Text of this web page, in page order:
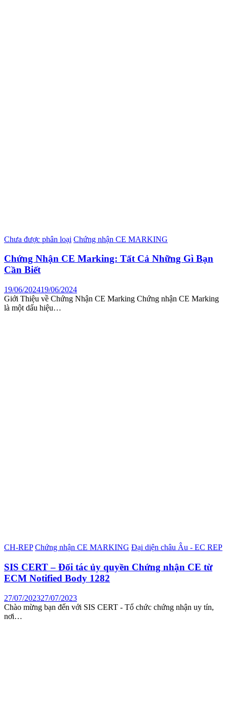
Chưa được phân loại Chứng nhận CE MARKING
Chứng Nhận CE Marking: Tất Cả Những Gì Bạn
Cần Biết
19/06/202419/06/2024
Giới Thiệu về Chứng Nhận CE Marking Chứng nhận CE Marking
là một dấu hiệu…
CH-REP Chứng nhận CE MARKING Đại diện châu Âu - EC REP
SIS CERT – Đối tác ủy quyền Chứng nhận CE từ
ECM Notified Body 1282
27/07/202327/07/2023
Chào mừng bạn đến với SIS CERT - Tổ chức chứng nhận uy tín,
nơi…